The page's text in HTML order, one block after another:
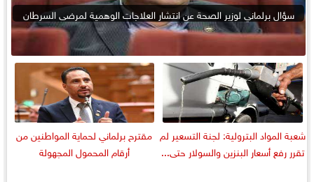
سؤال برلماني لوزير الصحة عن انتشار العلاجات الوهمية لمرضى السرطان
شعبة المواد البترولية: لجنة التسعير لم
تقرر رفع أسعار البنزين والسولار حتى...
مقترح برلماني لحماية المواطنين من
أرقام المحمول المجهولة